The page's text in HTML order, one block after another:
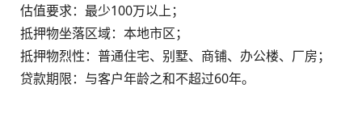
估值要求：最少100万以上；
抵押物坐落区域：本地市区；
抵押物烈性：普通住宅、别墅、商铺、办公楼、厂房；
贷款期限：与客户年龄之和不超过60年。